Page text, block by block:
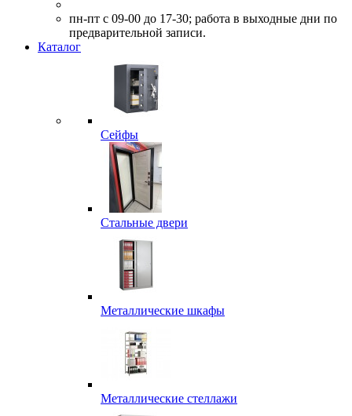
пн-пт с 09-00 до 17-30; работа в выходные дни по
предварительной записи.
Каталог
Сейфы
Стальные двери
Металлические шкафы
Металлические стеллажи